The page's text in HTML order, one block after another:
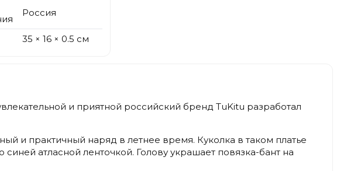
Россия
35 × 16 × 0.5 см
и приятной российский бренд TuKitu разработал
и практичный наряд в летнее время. Куколка в таком платье
атласной ленточкой. Голову украшает повязка-бант на